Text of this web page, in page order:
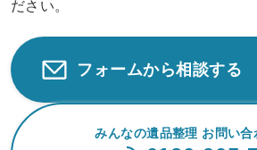
ださい。
フォームから相談する
みんなの遺品整理 お問い合